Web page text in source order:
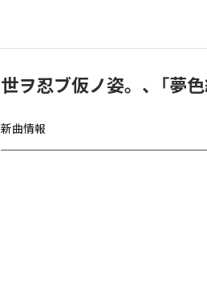
世ヲ忍ブ仮ノ姿。、「夢
新曲情報